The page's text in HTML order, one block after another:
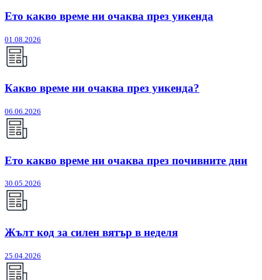
Ето какво време ни очаква през уикенда
01.08.2026
Какво време ни очаква през уикенда?
06.06.2026
Ето какво време ни очаква през почивните дни
30.05.2026
Жълт код за силен вятър в неделя
25.04.2026